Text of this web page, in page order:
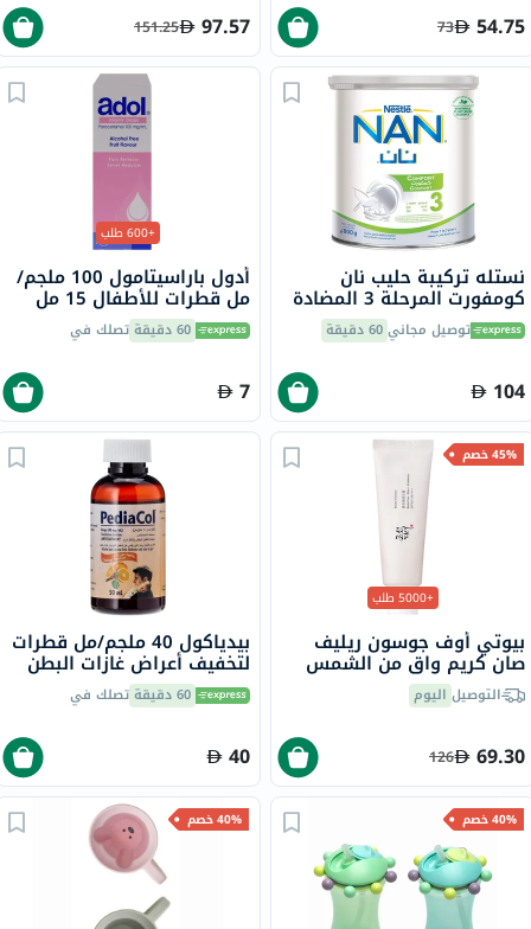
54.75
73
97.57
151.25
نستله تركيبة حليب نان
كومفورت المرحلة 3 المضادة
للمغص للأطفال من عمر 1
إلى 3 سنوات 800 جرام توصيل مجاني60 دقيقة
104
+600 طلب
أدول باراسيتامول 100 ملجم/
مل قطرات للأطفال 15 مل
60 دقيقة تصلك في
7
45% خصم
+5000 طلب
بيوتي أوف جوسون ريليف
صان كريم واقٍ من الشمس
عضوي بلأرز والبروبيوتيك
التوصيل اليوم
69.30
126
بيدياكول 40 ملجم/مل قطرات
لتخفيف أعراض غازات البطن
50 مل 60 دقيقة تصلك في
40
40% خصم 40% خصم